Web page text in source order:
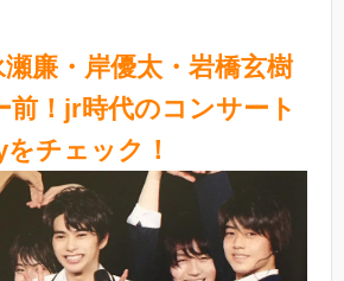
廉・岸優太・岩橋玄樹
前！jr時代のコンサート
チェック！